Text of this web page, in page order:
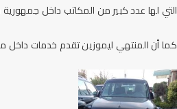
التي لها عدد كبير من المكاتب داخل جمهورية
كما أنالمنتهي ليموزينتقدم خدمات داخل